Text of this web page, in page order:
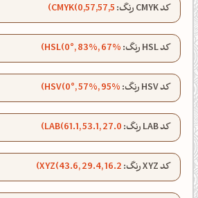
کد CMYK رنگ: CMYK(0,57,57,5)
کد HSL رنگ: HSL(0°, 83%, 67%)
کد HSV رنگ: HSV(0°, 57%, 95%)
کد LAB رنگ: LAB(61.1, 53.1, 27.0)
کد XYZ رنگ: XYZ(43.6, 29.4, 16.2)
عصرت بخیر❤️
کپل‌آرت رو دنبال